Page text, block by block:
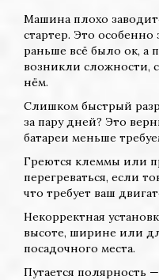
Машина плохо
стартер. Это
раньше всё было ок, а
возникли сложности,
нём.
Слишком быстрый
за пару дней? Это
батареи меньше
Греются клеммы или
перегреваться, если
что требует ваш
Некорректная
высоте, ширине или
посадочного места.
Путается полярность